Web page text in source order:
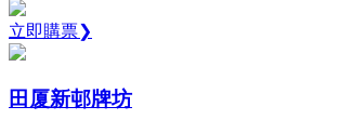
立即購票❯
田厦新邨牌坊